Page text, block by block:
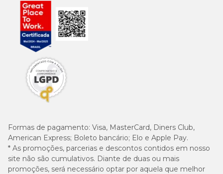
Formas de pagamento: Visa, MasterCard, Diners Club,
American Express; Boleto bancário; Elo e Apple Pay.
* As promoções, parcerias e descontos contidos em nosso
site não são cumulativos. Diante de duas ou mais
promoções, será necessário optar por aquela que melhor